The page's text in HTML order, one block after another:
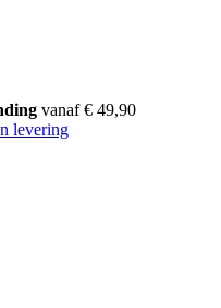
vanaf € 49,90
levering